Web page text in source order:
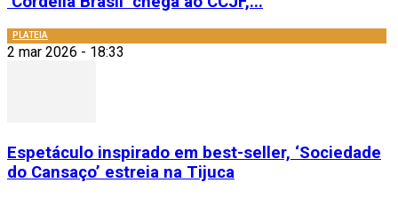
PLATEIA
2 mar 2026 - 18:33
Espetáculo inspirado em best-seller, ‘Sociedade
do Cansaço’ estreia na Tijuca